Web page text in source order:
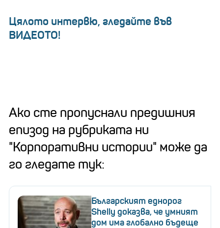
Цялото интервю, гледайте във
ВИДЕОТО!
Ако сте пропуснали предишния
епизод на рубриката ни
"Корпоративни истории" може да
го гледате тук:
Българският еднорог
Shelly доказва, че умният
дом има глобално бъдеще